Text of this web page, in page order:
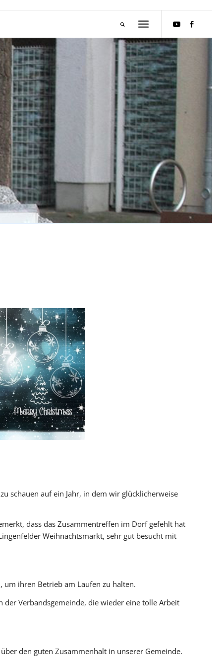
EIS ER
schauen auf ein Jahr, in dem wir glücklicherweise
dass das Zusammentreffen im Dorf gefehlt hat
Weihnachtsmarkt, sehr gut besucht mit
ihren Betrieb am Laufen zu halten.
Verbandsgemeinde, die wieder eine tolle Arbeit
den guten Zusammenhalt in unserer Gemeinde.